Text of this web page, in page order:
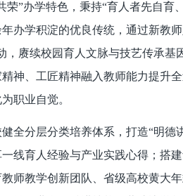
荣”办学特色，秉持“育人者先自
办学积淀的优良传统，通过新教
，赓续校园育人文脉与技艺传承
神、工匠精神融入教师能力提升
职业自觉。
全分层分类培养体系，打造“明
线育人经验与产业实践心得；搭
师教学创新团队、省级高校黄大